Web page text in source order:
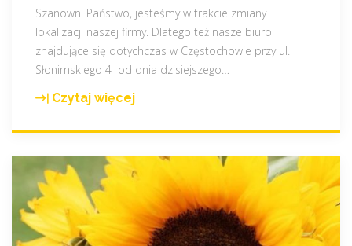
Szanowni Państwo, jesteśmy w trakcie zmiany
lokalizacji naszej firmy. Dlatego też nasze biuro
znajdujące się dotychczas w Częstochowie przy ul.
Słonimskiego 4 od dnia dzisiejszego…
Czytaj więcej
a
s
i
e